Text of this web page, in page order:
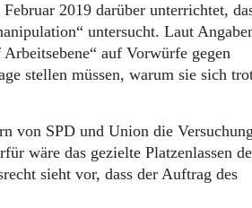
2019 darüber unterrichtet,
untersucht. Laut
auf Vorwürfe gegen
stellen müssen, warum sie sich
von SPD und Union die Versuchung
wäre das gezielte Platzenlassen
sieht vor, dass der Auftrag des